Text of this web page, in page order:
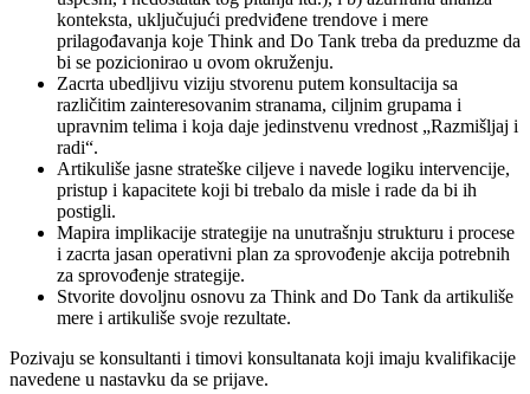
konteksta, uključujući predviđene trendove i mere
prilagođavanja koje Think and Do Tank treba da preduzme da
bi se pozicionirao u ovom okruženju.
Zacrta ubedljivu viziju stvorenu putem konsultacija sa
različitim zainteresovanim stranama, ciljnim grupama i
upravnim telima i koja daje jedinstvenu vrednost „Razmišljaj i
radi“.
Artikuliše jasne strateške ciljeve i navede logiku intervencije,
pristup i kapacitete koji bi trebalo da misle i rade da bi ih
postigli.
Mapira implikacije strategije na unutrašnju strukturu i procese
i zacrta jasan operativni plan za sprovođenje akcija potrebnih
za sprovođenje strategije.
Stvorite dovoljnu osnovu za Think and Do Tank da artikuliše
mere i artikuliše svoje rezultate.
Pozivaju se konsultanti i timovi konsultanata koji imaju kvalifikacije
navedene u nastavku da se prijave.